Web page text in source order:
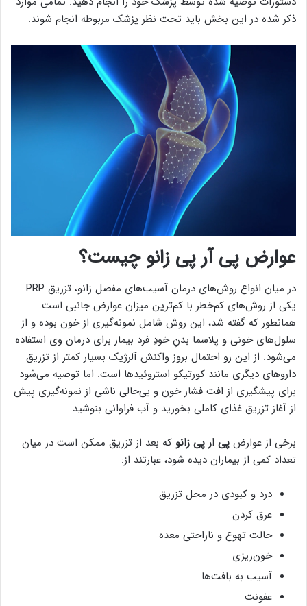
ذکر شده در این بخش باید تحت نظر پزشک مربوطه انجام شوند.
عوارض پی آر پی زانو چیست؟
در میان انواع روش‌های درمان آسیب‌های مفصل زانو، تزریق PRP
یکی از روش‌های کم‌خطر با کم‌ترین میزان عوارض جانبی است.
همانطور که گفته شد، این روش شامل نمونه‌گیری از خون بوده و از
سلول‌های خونی و پلاسما بدنِ خودِ فرد بیمار برای درمان وی استفاده
می‌شود. از این رو احتمال بروز واکنش آلرژیک بسیار کمتر از تزریق
داروهای دیگری مانند کورتیکو استروئیدها است. اما توصیه می‌شود
برای پیشگیری از افت فشار خون و بی‌حالی ناشی از نمونه‌گیری پیش
از آغاز تزریق غذای کاملی بخورید و آب فراوانی بنوشید.
برخی از عوارض پی ار پی زانو که بعد از تزریق ممکن است در میان
تعداد کمی از بیماران دیده شود، عبارتند از:
درد و کبودی در محل تزریق
عرق کردن
حالت تهوع و ناراحتی معده
خون‌ریزی
آسیب به بافت‌ها
عفونت